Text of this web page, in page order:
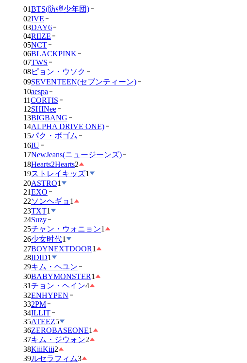
01BTS(防弾少年団)
02IVE
03DAY6
04RIIZE
05NCT
06BLACKPINK
07TWS
08ピョン・ウソク
09SEVENTEEN(セブンティーン)
10aespa
11CORTIS
12SHINee
13BIGBANG
14ALPHA DRIVE ONE)
15パク・ボゴム
16IU
17NewJeans(ニュージーンズ)
18Hearts2Hearts2
19ストレイキッズ1
20ASTRO1
21EXO
22ソンヘギョ 1
23TXT1
24Suzy
25チャン・ウォニョン1
26少女时代1
27BOYNEXTDOOR1
28IDID1
29キム・ヘユン
30BABYMONSTER1
31チョン・ヘイン4
32ENHYPEN
332PM
34ILLIT
35ATEEZ5
36ZEROBASEONE1
37キム・ジウォン2
38KiiiKiii2
39ルセラフィム3